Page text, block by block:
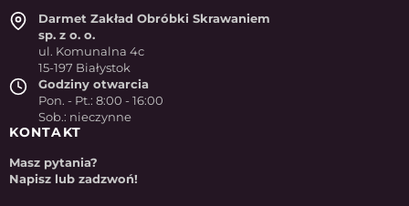
Darmet Zakład Obróbki Skrawaniem
sp. z o. o.
ul. Komunalna 4c
15-197 Białystok
Godziny otwarcia
Pon. - Pt.: 8:00 - 16:00
Sob.: nieczynne
KONTAKT
Masz pytania?
Napisz lub zadzwoń!